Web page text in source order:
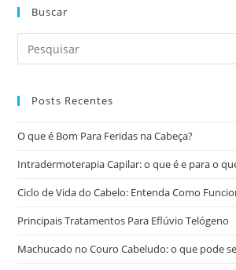
Buscar
Posts Recentes
O que é Bom Para Feridas na Cabeça?
Intradermoterapia Capilar: o que é e para o
Ciclo de Vida do Cabelo: Entenda Como
Principais Tratamentos Para Eflúvio Telógeno
Machucado no Couro Cabeludo: o que pode